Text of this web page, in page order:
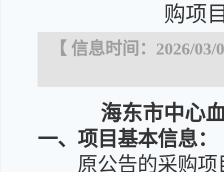
购项
【 信息时间：2026/
海东市中心
一、项目基本信息：
原公告的采购项